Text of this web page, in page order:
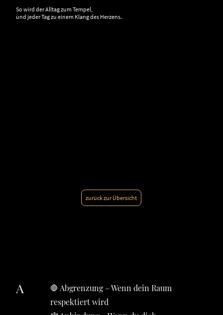
So wird der Alltag zum Tempel,
und jeder Tag zu einem Klang des Herzens.
zurück zur Übersicht
A
🛑 Abgrenzung – Wenn dein Raum
respektiert wird